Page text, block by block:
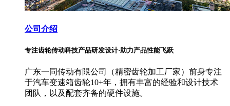
公司介绍
专注齿轮传动科技产品研发设计·助力产品性能飞跃
广东一同传动有限公司（精密齿轮加工厂家）前身专注
于汽车变速箱齿轮10+年，拥有丰富的经验和设计技术
团队，以及配套齐备的硬件设施。